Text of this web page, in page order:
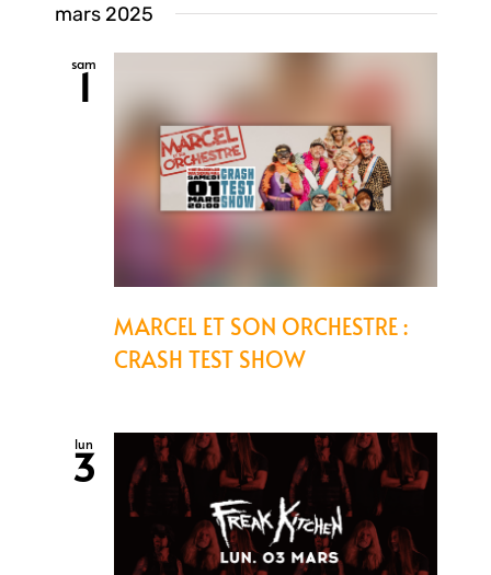
mars 2025
sam
1
MARCEL ET SON ORCHESTRE :
CRASH TEST SHOW
lun
3